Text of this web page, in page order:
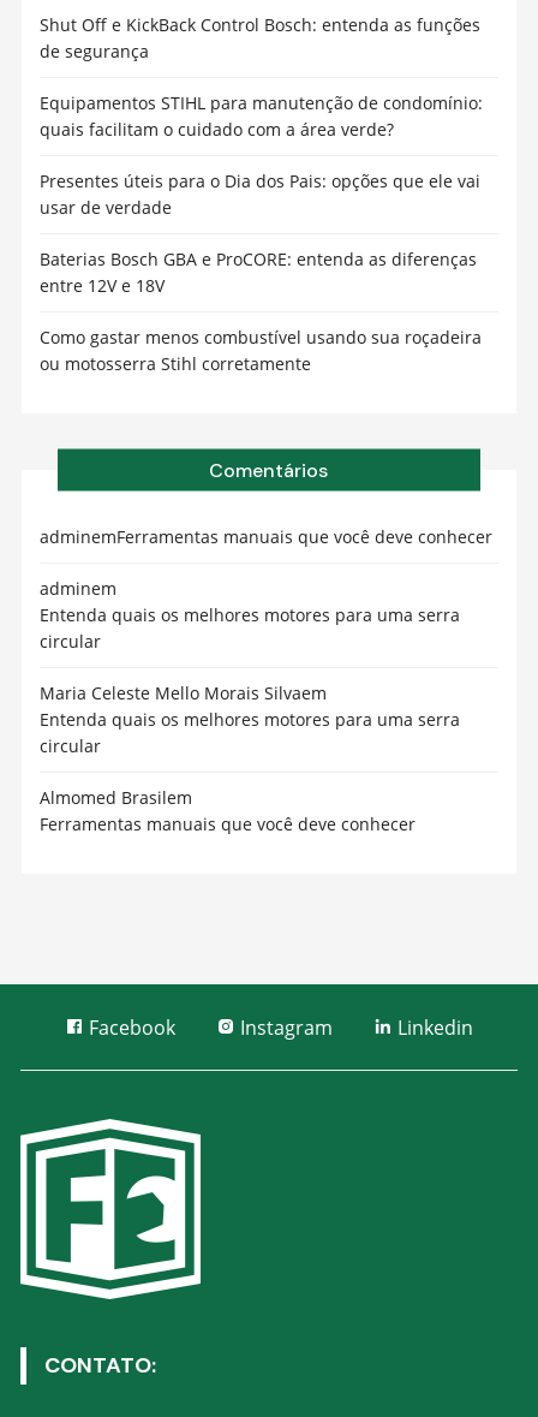
Shut Off e KickBack Control Bosch: entenda as funções
de segurança
Equipamentos STIHL para manutenção de condomínio:
quais facilitam o cuidado com a área verde?
Presentes úteis para o Dia dos Pais: opções que ele vai
usar de verdade
Baterias Bosch GBA e ProCORE: entenda as diferenças
entre 12V e 18V
Como gastar menos combustível usando sua roçadeira
ou motosserra Stihl corretamente
Comentários
adminemFerramentas manuais que você deve conhecer
adminem
Entenda quais os melhores motores para uma serra
circular
Maria Celeste Mello Morais Silvaem
Entenda quais os melhores motores para uma serra
circular
Almomed Brasilem
Ferramentas manuais que você deve conhecer
Facebook Instagram Linkedin
CONTATO: